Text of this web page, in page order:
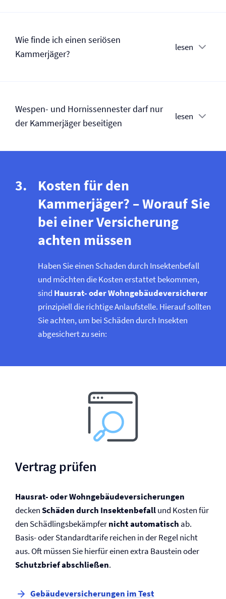
Wie finde ich einen seriösen
Kammerjäger?
lesen
Wespen- und Hornissennester darf nur
der Kammerjäger beseitigen
lesen
Kosten für den
Kammerjäger? – Worauf Sie
bei einer Versicherung
achten müssen
Haben Sie einen Schaden durch Insektenbefall
und möchten die Kosten erstattet bekommen,
sind Hausrat- oder Wohngebäude­versicherer
prinzipiell die richtige Anlaufstelle. Hierauf sollten
Sie achten, um bei Schäden durch Insekten
abgesichert zu sein:
Vertrag prüfen
Hausrat- oder Wohngebäude­versicherungen
deckenSchäden durch Insektenbefallund Kosten für
den Schädlingsbekämpfernicht automatisch ab.
Basis- oder Standardtarife reichen in der Regel nicht
aus. Oft müssen Sie hierfür einen extra Baustein oder
Schutzbrief abschließen.
Gebäude­versicherungen im Test